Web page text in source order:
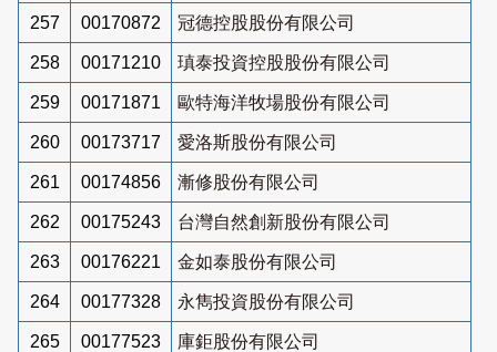
257 00170872 冠德控股股份有限公司
258 00171210 瑱泰投資控股股份有限公司
259 00171871 歐特海洋牧場股份有限公司
260 00173717 愛洛斯股份有限公司
261 00174856 漸修股份有限公司
262 00175243 台灣自然創新股份有限公司
263 00176221 金如泰股份有限公司
264 00177328 永雋投資股份有限公司
265 00177523 庫鉅股份有限公司